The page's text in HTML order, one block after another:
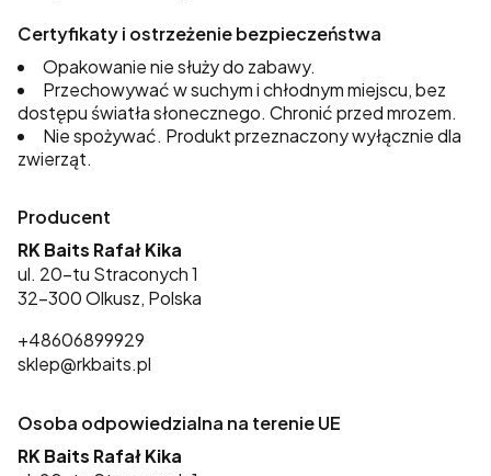
Certyfikaty i ostrzeżenie bezpieczeństwa
Opakowanie nie służy do zabawy.
Przechowywać w suchym i chłodnym miejscu, bez
dostępu światła słonecznego. Chronić przed mrozem.
Nie spożywać. Produkt przeznaczony wyłącznie dla
zwierząt.
Producent
RK Baits Rafał Kika
ul. 20-tu Straconych 1
32-300 Olkusz, Polska
+48606899929
sklep@rkbaits.pl
Osoba odpowiedzialna na terenie UE
RK Baits Rafał Kika